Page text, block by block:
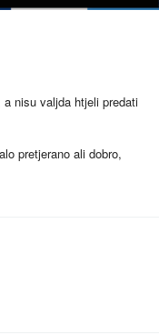
nisu valjda htjeli predati
pretjerano ali dobro,